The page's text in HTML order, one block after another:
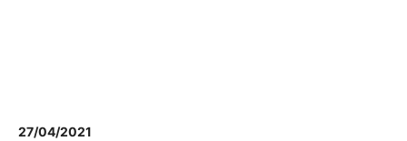
27/04/2021